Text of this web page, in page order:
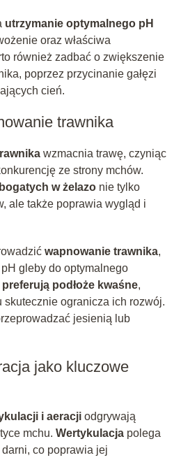
utrzymanie optymalnego pH
oraz właściwa
również zadbać o zwiększenie
poprzez przycinanie gałęzi
cień.
trawnika
wzmacnia trawę, czyniąc
ze strony mchów.
w żelazonie tylko
ale także poprawia wygląd i
wapnowanie trawnika,
gleby do optymalnego
preferują podłoże kwaśne,
ogranicza ich rozwój.
jesienią lub
jako kluczowe
i aeracjiodgrywają
mchu. Wertykulacjapolega
co poprawia jej